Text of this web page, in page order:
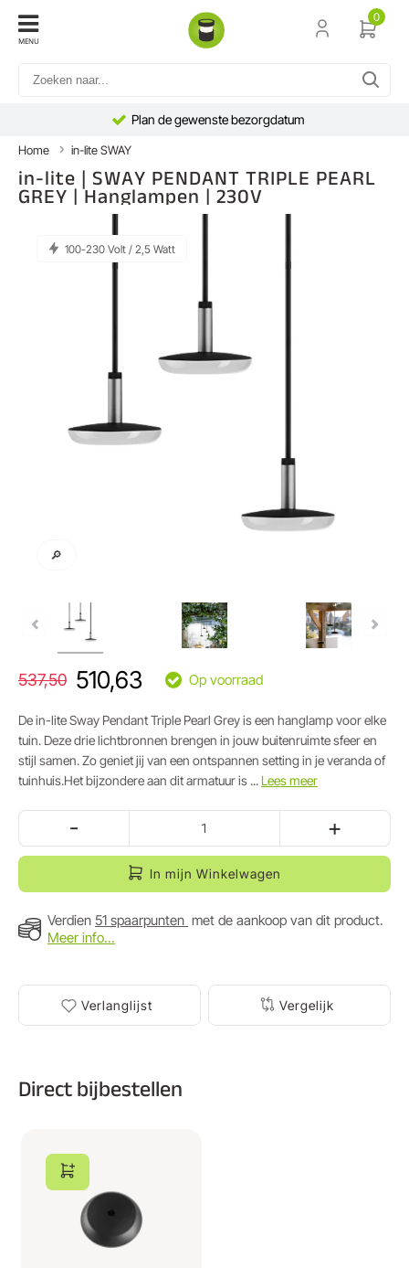
MENU
0
Plan de gewenste bezorgdatum
Home in-lite SWAY
in-lite | SWAY PENDANT TRIPLE PEARL
GREY | Hanglampen | 230V
100-230 Volt / 2,5 Watt
🔎
537,50 510,63 Op voorraad
De in-lite Sway Pendant Triple Pearl Grey is een hanglamp voor elke
tuin. Deze drie lichtbronnen brengen in jouw buitenruimte sfeer en
stijl samen. Zo geniet jij van een ontspannen setting in je veranda of
tuinhuis.Het bijzondere aan dit armatuur is ... Lees meer
- +
In mijn Winkelwagen
Verdien 51 spaarpunten met de aankoop van dit product.
Meer info...
Verlanglijst Vergelijk
Direct bijbestellen